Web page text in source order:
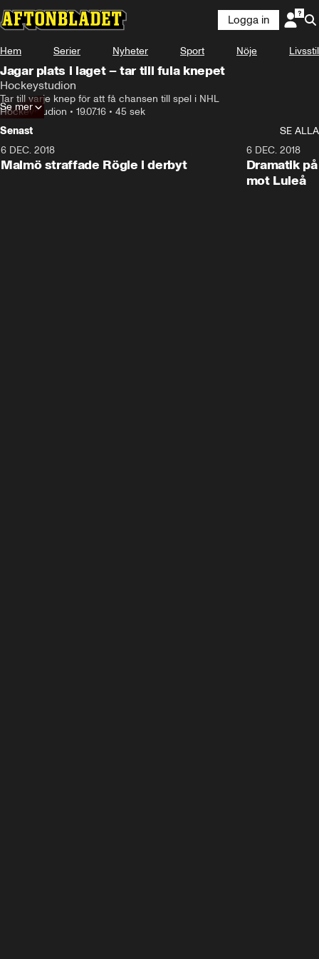
Logga in
Hem Serier Nyheter Sport Nöje Livsstil
Jagar plats i laget – tar till fula knepet
Hockeystudion
Tar till varje knep för att få chansen till spel i NHL
Hockeystudion • 19.07.16 • 45 sek
Se mer
Senast
SE ALLA
6 DEC. 2018
Malmö straffade Rögle i derbyt
6 DEC. 2018
Dramatik
mot Luleå